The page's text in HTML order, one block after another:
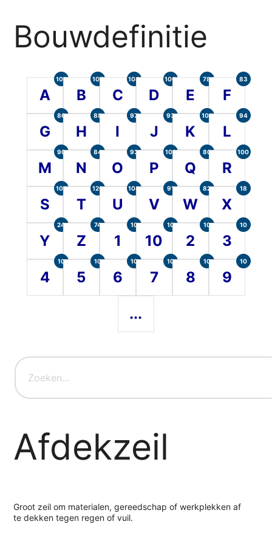
Bouwdefinitie
A
105
B
107
C
104
D
100
E
78
F
83
G
86
H
88
I
97
J
93
K
101
L
94
M
90
N
84
O
93
P
101
Q
80
R
100
S
107
T
120
U
104
V
91
W
82
X
18
Y
24
Z
74
1
10
10
10
2
10
3
10
4
10
5
10
6
10
7
10
8
10
9
10
...
Afdekzeil
Groot zeil om materialen, gereedschap of werkplekken af
te dekken tegen regen of vuil.